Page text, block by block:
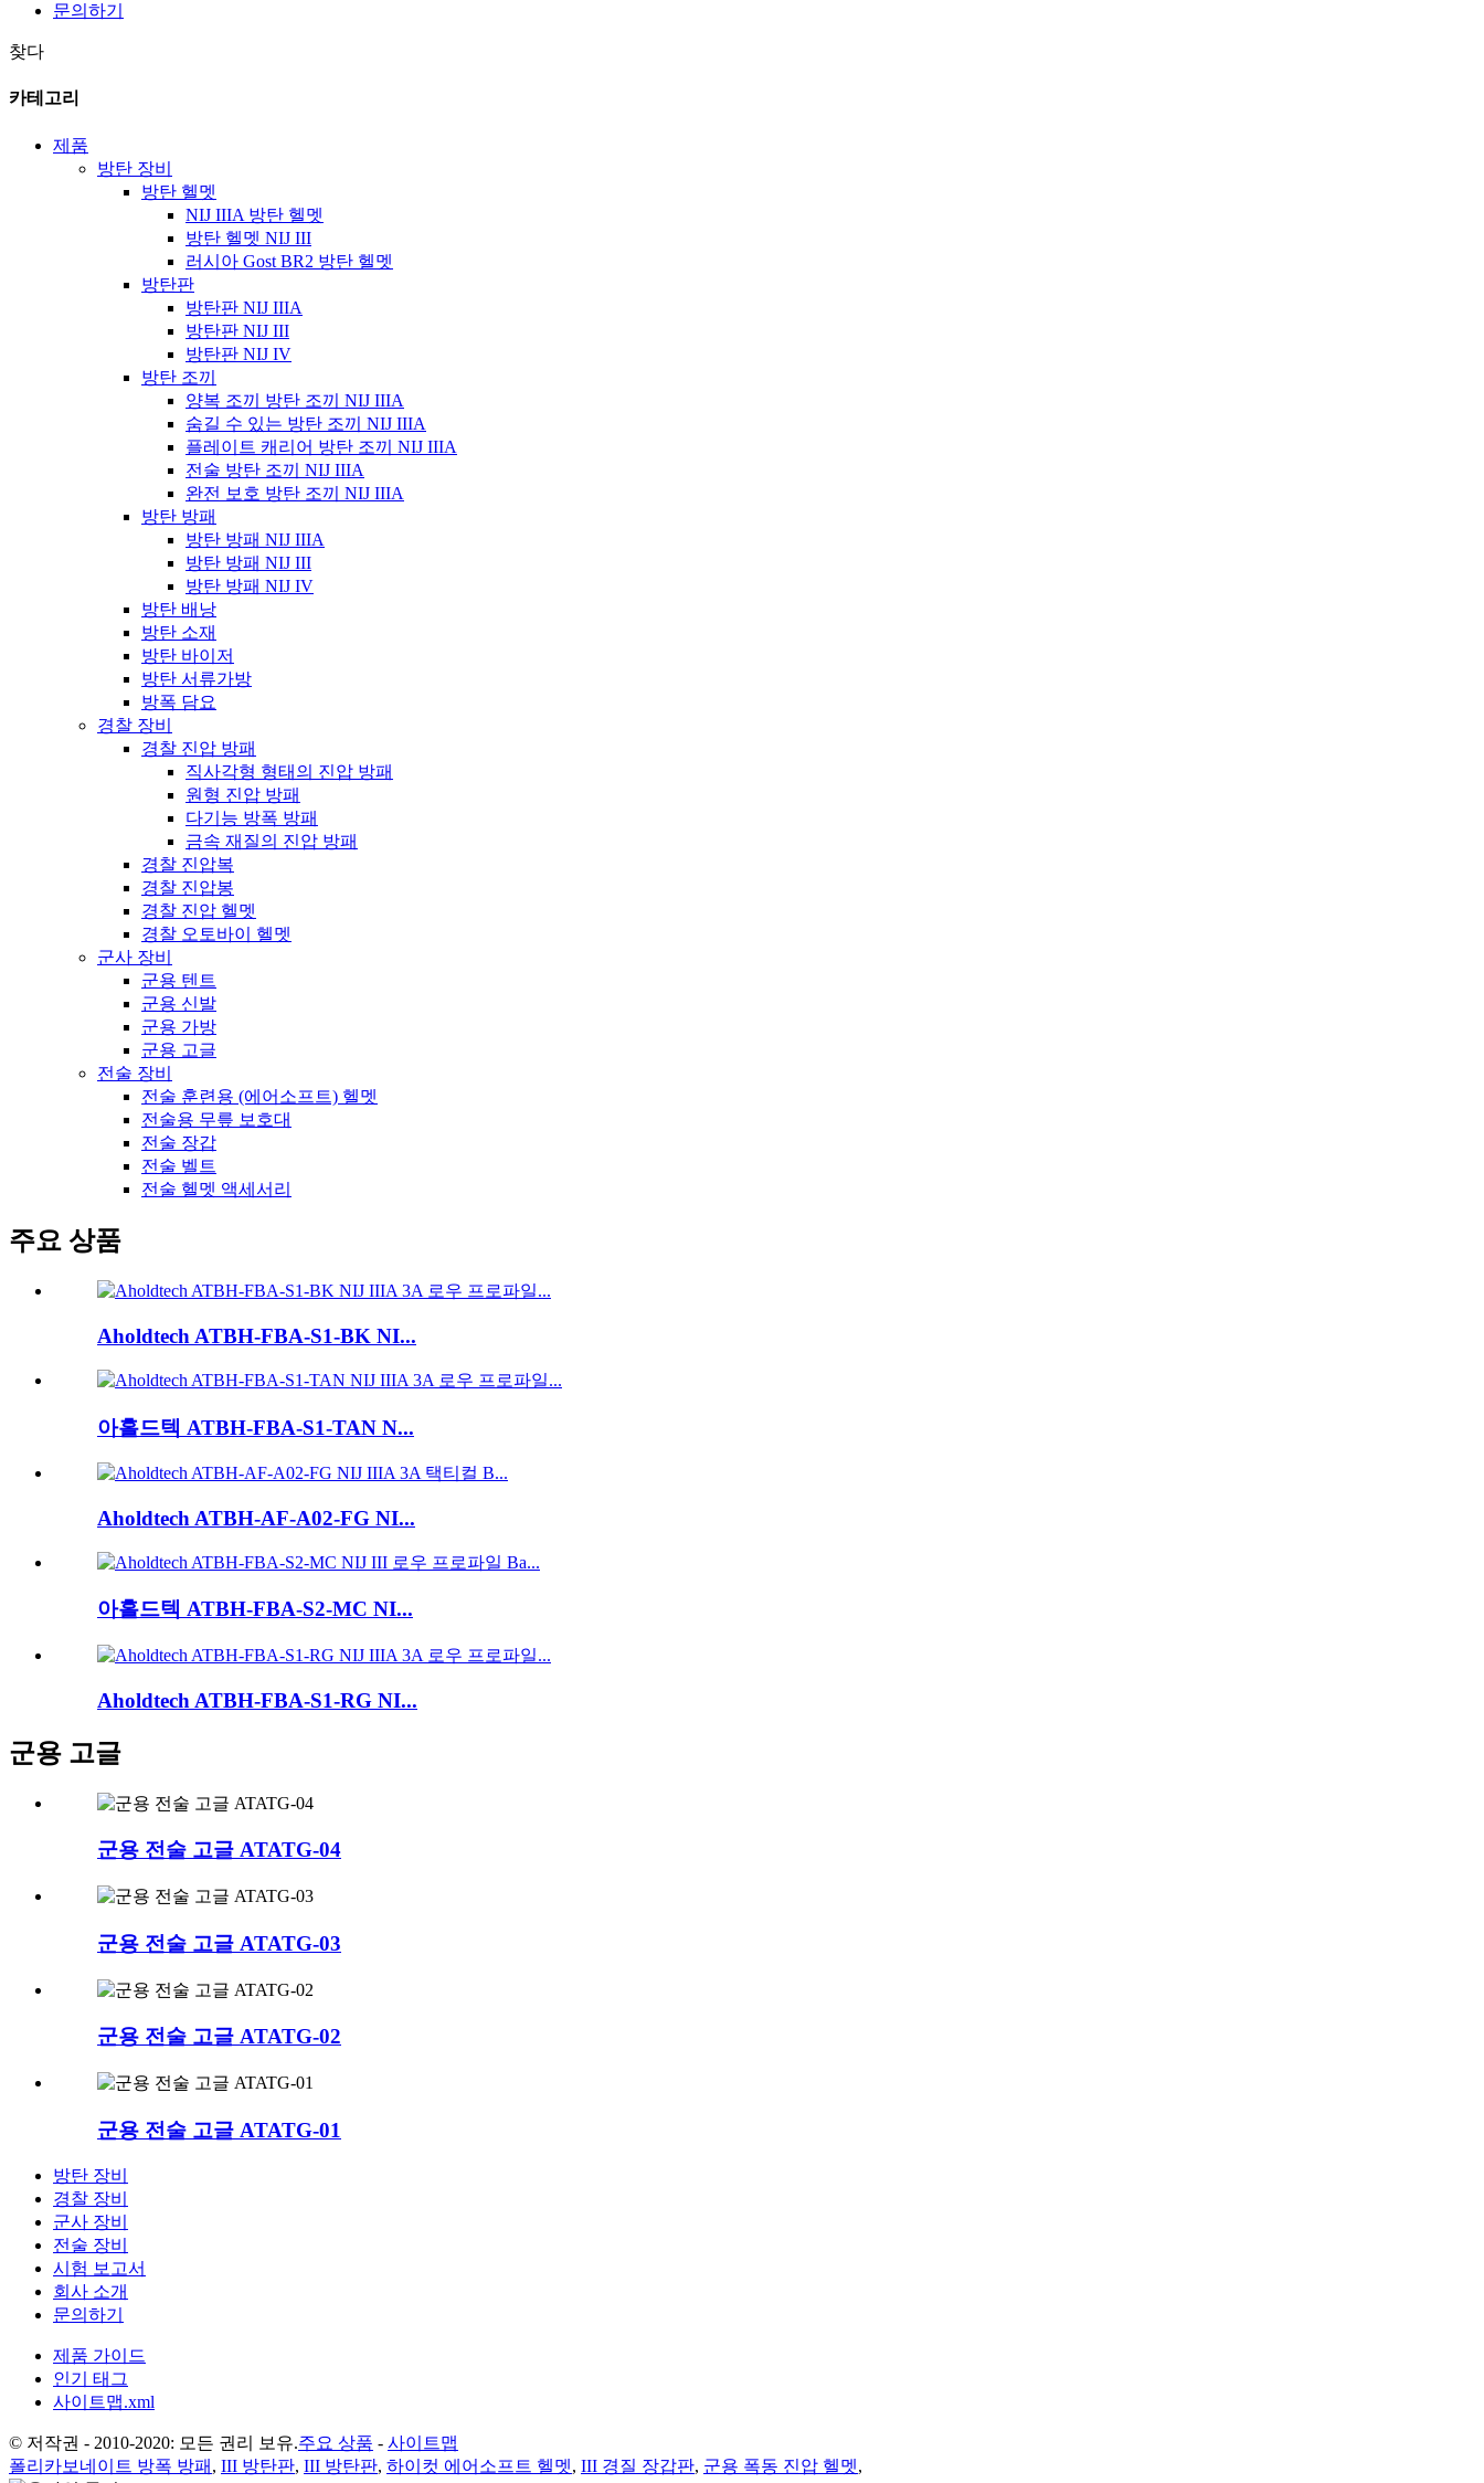
문의하기
찾다
카테고리
제품
방탄 장비
방탄 헬멧
NIJ IIIA 방탄 헬멧
방탄 헬멧 NIJ III
러시아 Gost BR2 방탄 헬멧
방탄판
방탄판 NIJ IIIA
방탄판 NIJ III
방탄판 NIJ IV
방탄 조끼
양복 조끼 방탄 조끼 NIJ IIIA
숨길 수 있는 방탄 조끼 NIJ IIIA
플레이트 캐리어 방탄 조끼 NIJ IIIA
전술 방탄 조끼 NIJ IIIA
완전 보호 방탄 조끼 NIJ IIIA
방탄 방패
방탄 방패 NIJ IIIA
방탄 방패 NIJ III
방탄 방패 NIJ IV
방탄 배낭
방탄 소재
방탄 바이저
방탄 서류가방
방폭 담요
경찰 장비
경찰 진압 방패
직사각형 형태의 진압 방패
원형 진압 방패
다기능 방폭 방패
금속 재질의 진압 방패
경찰 진압복
경찰 진압봉
경찰 진압 헬멧
경찰 오토바이 헬멧
군사 장비
군용 텐트
군용 신발
군용 가방
군용 고글
전술 장비
전술 훈련용 (에어소프트) 헬멧
전술용 무릎 보호대
전술 장갑
전술 벨트
전술 헬멧 액세서리
주요 상품
Aholdtech ATBH-FBA-S1-BK NI...
아홀드텍 ATBH-FBA-S1-TAN N...
Aholdtech ATBH-AF-A02-FG NI...
아홀드텍 ATBH-FBA-S2-MC NI...
Aholdtech ATBH-FBA-S1-RG NI...
군용 고글
군용 전술 고글 ATATG-04
군용 전술 고글 ATATG-03
군용 전술 고글 ATATG-02
군용 전술 고글 ATATG-01
방탄 장비
경찰 장비
군사 장비
전술 장비
시험 보고서
회사 소개
문의하기
제품 가이드
인기 태그
사이트맵.xml
© 저작권 - 2010-2020: 모든 권리 보유.주요 상품 - 사이트맵
폴리카보네이트 방폭 방패 , III 방탄판, III 방탄판, 하이컷 에어소프트 헬멧, III 경질 장갑판, 군용 폭동 진압 헬멧,